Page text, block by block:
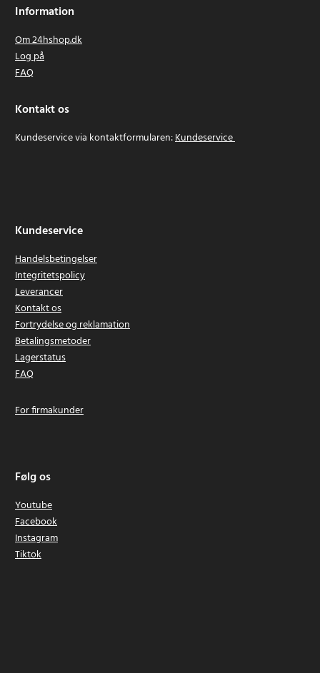
Information
Om 24hshop.dk
Log på
FAQ
Kontakt os
Kundeservice via kontaktformularen:Kundeservice
Kundeservice
Handelsbetingelser
Integritetspolicy
Leverancer
Kontakt os
Fortrydelse og reklamation
Betalingsmetoder
Lagerstatus
FAQ
For firmakunder
Følg os
Youtube
Facebook
Instagram
Tiktok